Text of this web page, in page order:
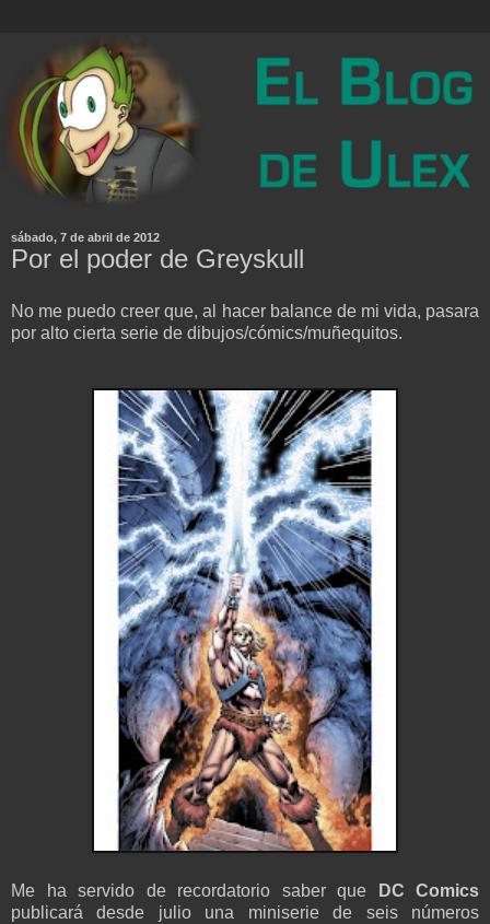
sábado, 7 de abril de 2012
Por el poder de Greyskull
No me puedo creer que, al hacer balance de mi vida, pasara
por alto cierta serie de dibujos/cómics/muñequitos.
Me ha servido de recordatorio saber que
DC Comics
publicará desde julio una miniserie de seis números